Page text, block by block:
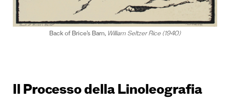
Back of Brice’s Barn, William Seltzer Rice (1940)
Il Processo della Linoleografia